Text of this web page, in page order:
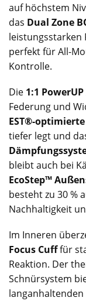
auf höchstem
das Dual Zone
leistungsstarken
perfekt für All-
Kontrolle.
Die 1:1
Federung und
EST®-
tiefer legt und
bleibt auch bei
EcoStep™
besteht zu 30 %
Nachhaltigkeit
Im Inneren
Focus Cufffür
Reaktion. Der
Schnürsystem